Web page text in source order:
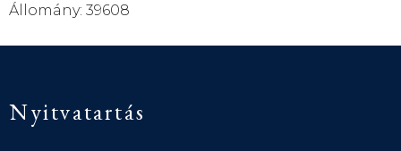
Állomány: 39608
Nyitvatartás